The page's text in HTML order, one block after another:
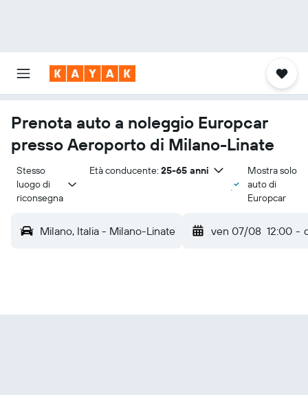
Prenota auto a noleggio Europcar
presso Aeroporto di Milano-Linate
Stesso
luogo di
riconsegna
Età conducente: 25-65 anni
Mostra solo
auto di
Europcar
Milano, Italia - Milano-Linate ven 07/08 12:00 -